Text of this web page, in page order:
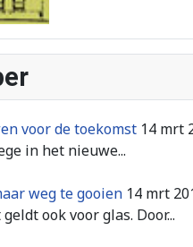
voor de toekomst 14 mrt
in het nieuwe...
weg te gooien 14 mrt
ook voor glas. Door...